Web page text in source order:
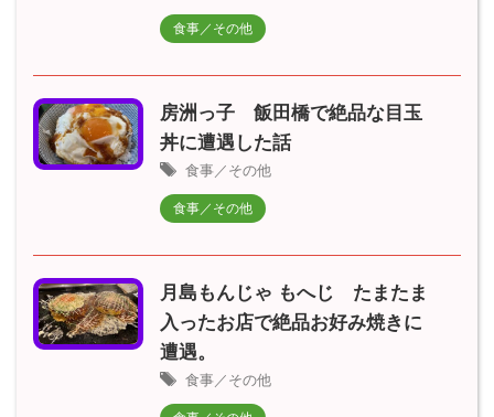
食事／その他
房洲っ子 飯田橋で絶品な目玉
丼に遭遇した話
食事／その他
食事／その他
月島もんじゃ もへじ たまたま
入ったお店で絶品お好み焼きに
遭遇。
食事／その他